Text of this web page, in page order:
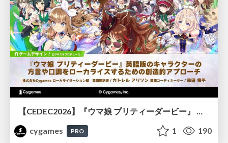
cygames
PRO 1 190